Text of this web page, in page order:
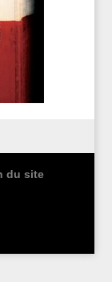
du site